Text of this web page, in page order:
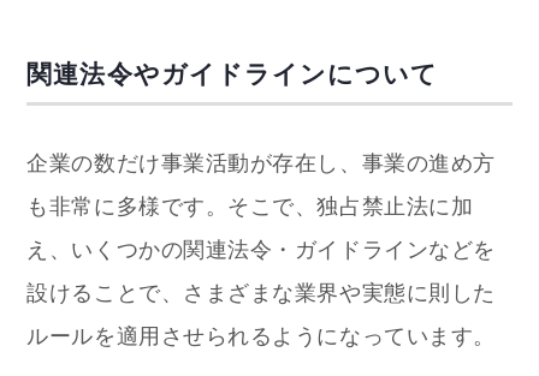
関連法令やガイドラインについて
企業の数だけ事業活動が存在し、事業の進め方
も非常に多様です。そこで、独占禁止法に加
え、いくつかの関連法令・ガイドラインなどを
設けることで、さまざまな業界や実態に則した
ルールを適用させられるようになっています。